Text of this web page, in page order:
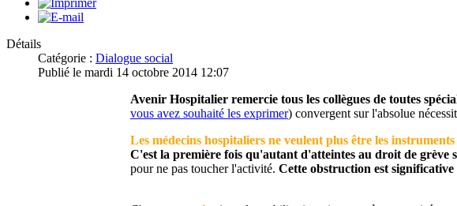
Détails
Catégorie : Dialogue social
Publié le mardi 14 octobre 2014 12:07
Avenir Hospitalier remercie tous les collègues de toutes
vous avez souhaité les exprimer) convergent sur l'absolue
Les médecins hospitaliers ne veulent plus être les
C'est la première fois qu'autant d'atteintes au droit de grève
pour ne pas toucher l'activité. Cette obstruction est significative